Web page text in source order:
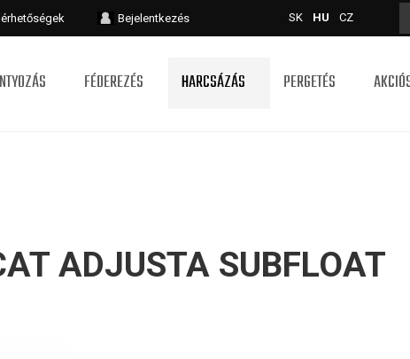
SK HU CZ
Bejelentkezés
FÉDEREZÉS HARCSÁZÁS PERGETÉS
ADJUSTA SUBFLOAT